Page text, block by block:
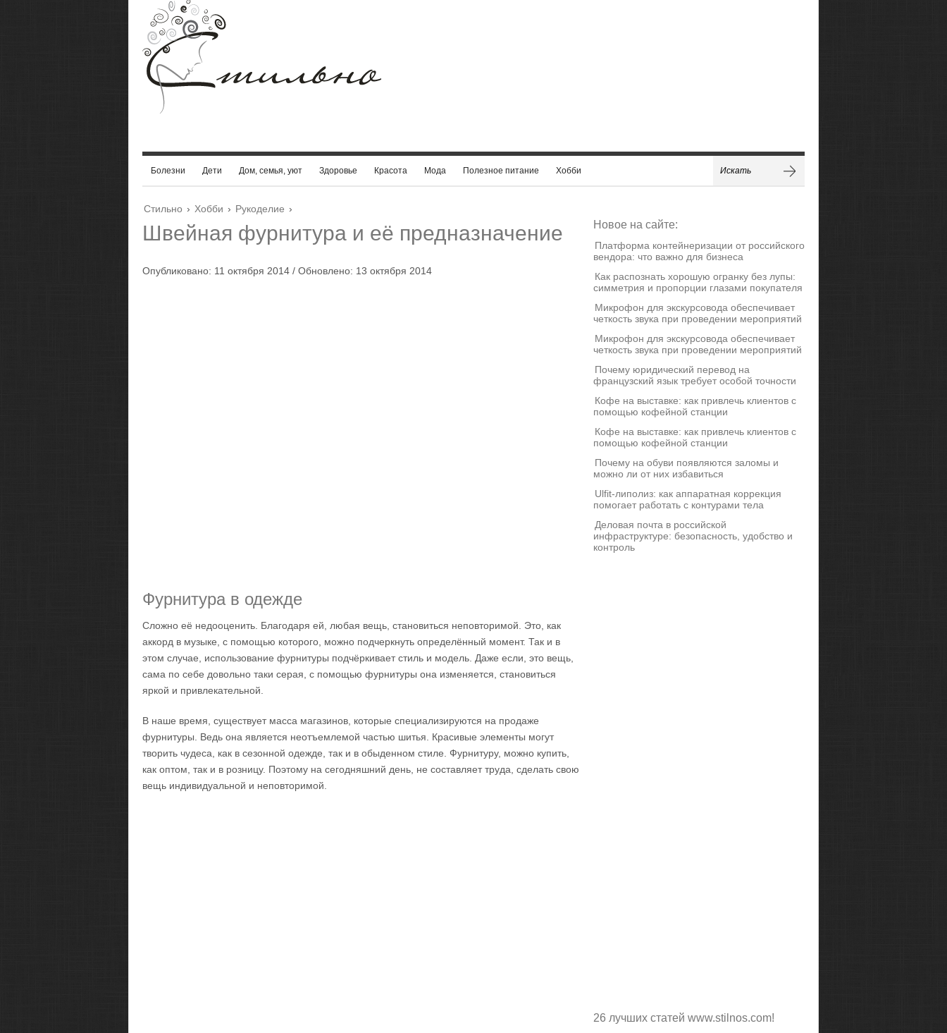
Болезни Дети Дом, семья, уют Здоровье Красота Мода Полезное питание Хобби
Стильно › Хобби › Рукоделие ›
Швейная фурнитура и её предназначение
Опубликовано: 11 октября 2014 / Обновлено: 13 октября 2014
Фурнитура в одежде
Сложно её недооценить. Благодаря ей, любая вещь, становиться неповторимой. Это, как
аккорд в музыке, с помощью которого, можно подчеркнуть определённый момент. Так и в
этом случае, использование фурнитуры подчёркивает стиль и модель. Даже если, это вещь,
сама по себе довольно таки серая, с помощью фурнитуры она изменяется, становиться
яркой и привлекательной.
В наше время, существует масса магазинов, которые специализируются на продаже
фурнитуры. Ведь она является неотъемлемой частью шитья. Красивые элементы могут
творить чудеса, как в сезонной одежде, так и в обыденном стиле. Фурнитуру, можно купить,
как оптом, так и в розницу. Поэтому на сегодняшний день, не составляет труда, сделать свою
вещь индивидуальной и неповторимой.
Новое на сайте:
Платформа контейнеризации от российского
вендора: что важно для бизнеса
Как распознать хорошую огранку без лупы:
симметрия и пропорции глазами покупателя
Микрофон для экскурсовода обеспечивает
четкость звука при проведении мероприятий
Микрофон для экскурсовода обеспечивает
четкость звука при проведении мероприятий
Почему юридический перевод на
французский язык требует особой точности
Кофе на выставке: как привлечь клиентов с
помощью кофейной станции
Кофе на выставке: как привлечь клиентов с
помощью кофейной станции
Почему на обуви появляются заломы и
можно ли от них избавиться
Ulfit-липолиз: как аппаратная коррекция
помогает работать с контурами тела
Деловая почта в российской
инфраструктуре: безопасность, удобство и
контроль
26 лучших статей www.stilnos.com!